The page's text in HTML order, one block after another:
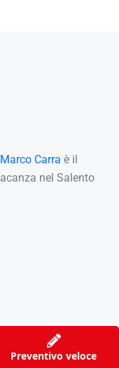
Preventivo veloce
Marco Carra è il
nel Salento